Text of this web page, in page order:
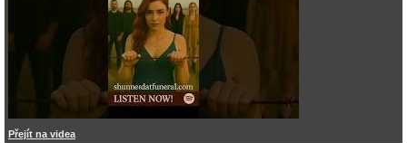
Přejít na videa